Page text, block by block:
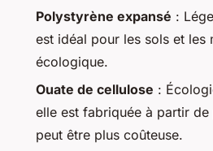
Polystyrène expansé :
est idéal pour les sols et les
écologique.
Ouate de cellulose :
elle est fabriquée à partir
peut être plus coûteuse.